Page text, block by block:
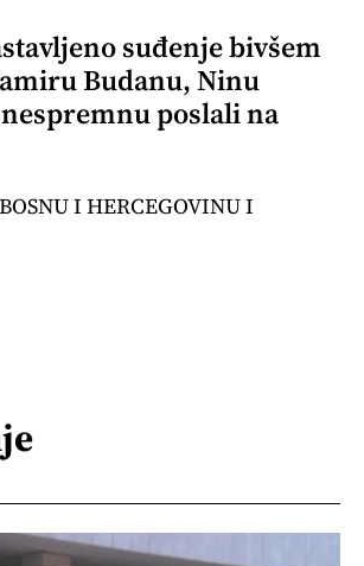
suđenje bivšem
Budanu, Ninu
poslali na
I HERCEGOVINU I